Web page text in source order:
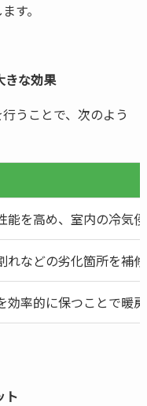
す。
きな効果
うことで、次のよう
能を高め、室内の冷気
れなどの劣化箇所を補
効率的に保つことで暖
ト